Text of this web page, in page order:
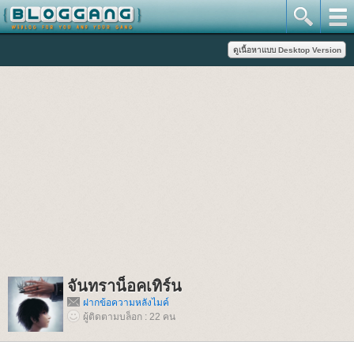
จันทราน็อคเทิร์น
ฝากข้อความหลังไมค์
ผู้ติดตามบล็อก : 22 คน